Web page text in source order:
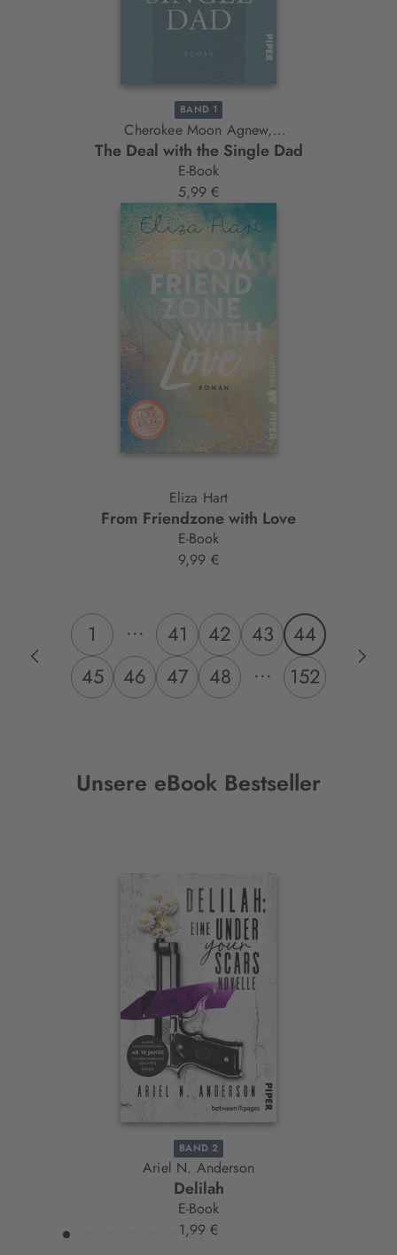
BAND 1
Cherokee Moon Agnew,
Piper Rayne
The Deal with the Single Dad
E-Book
5,99 €
Eliza Hart
From Friendzone with Love
E-Book
9,99 €
1 ... 41 42 43
44
45
46 47 48 ... 152
Unsere eBook Bestseller
BAND 2
Ariel N. Anderson
Delilah
E-Book
1,99 €